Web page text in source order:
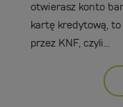
otwierasz konto
kartę kredytową,
przez KNF, czyli...